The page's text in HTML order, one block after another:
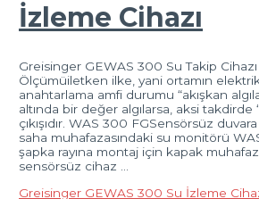
İzleme Cihazı
Greisinger GEWAS 300 Su Takip
Ölçümüiletken ilke, yani ortamın
anahtarlama amfi durumu “akışkan
altında bir değer algılarsa, aksi takdirde
çıkışıdır. WAS 300 FGSensörsüz
saha muhafazasındaki su monitörü
şapka rayına montaj için kapak
sensörsüz cihaz …
Greisinger GEWAS 300 Su İzleme